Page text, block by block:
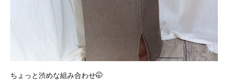
ちょっと渋めな組み合わせ🤭